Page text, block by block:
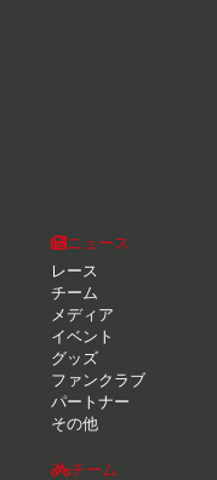
ニュース
レース
チーム
メディア
イベント
グッズ
ファンクラブ
パートナー
その他
チーム